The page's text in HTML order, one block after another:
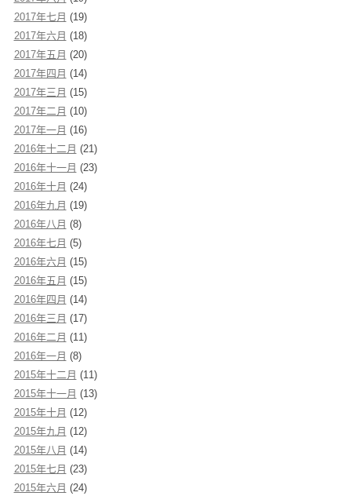
2017年七月 (19)
2017年六月 (18)
2017年五月 (20)
2017年四月 (14)
2017年三月 (15)
2017年二月 (10)
2017年一月 (16)
2016年十二月 (21)
2016年十一月 (23)
2016年十月 (24)
2016年九月 (19)
2016年八月 (8)
2016年七月 (5)
2016年六月 (15)
2016年五月 (15)
2016年四月 (14)
2016年三月 (17)
2016年二月 (11)
2016年一月 (8)
2015年十二月 (11)
2015年十一月 (13)
2015年十月 (12)
2015年九月 (12)
2015年八月 (14)
2015年七月 (23)
2015年六月 (24)